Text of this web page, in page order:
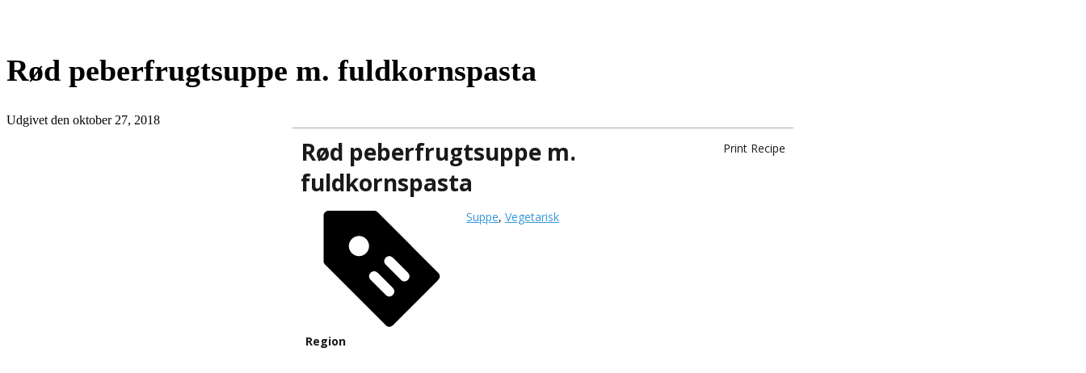
Rød peberfrugtsuppe m. fuldkornspasta
Udgivet den oktober 27, 2018
Print Recipe
Rød peberfrugtsuppe m.
fuldkornspasta
Region
Suppe, Vegetarisk